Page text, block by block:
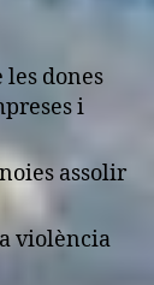
dones
i
assolir
violència